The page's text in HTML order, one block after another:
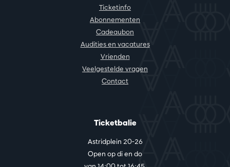
Ticketinfo
Abonnementen
Cadeaubon
Audities en vacatures
Vrienden
Veelgestelde vragen
Contact
Ticketbalie
Astridplein 20-26
Open op di en do